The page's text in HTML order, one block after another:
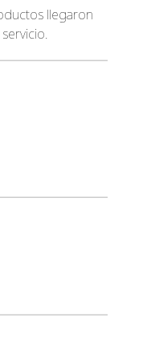
llegaron